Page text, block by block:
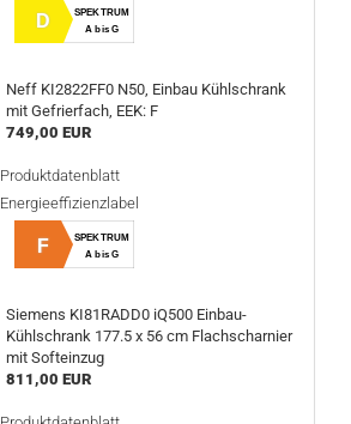
D
SPEKTRUM
A bis G
Neff KI2822FF0 N50, Einbau Kühlschrank
mit Gefrierfach, EEK: F
749,00 EUR
Produktdatenblatt
Energieeffizienzlabel
F
SPEKTRUM
A bis G
Siemens KI81RADD0 iQ500 Einbau-
Kühlschrank 177.5 x 56 cm Flachscharnier
mit Softeinzug
811,00 EUR